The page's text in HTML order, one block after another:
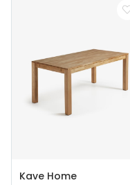
Kave Home